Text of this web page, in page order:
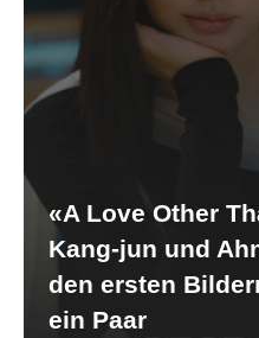
«A Love Other
Kang-jun und
den ersten
ein Paar